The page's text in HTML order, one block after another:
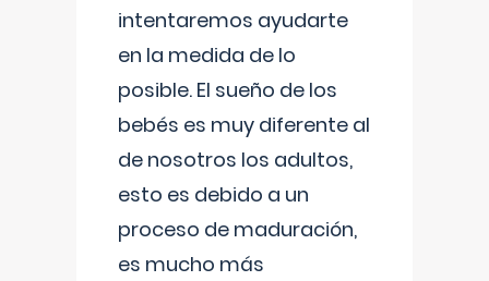
intentaremos ayudarte
en la medida de lo
posible. El sueño de los
bebés es muy diferente al
de nosotros los adultos,
esto es debido a un
proceso de maduración,
es mucho más